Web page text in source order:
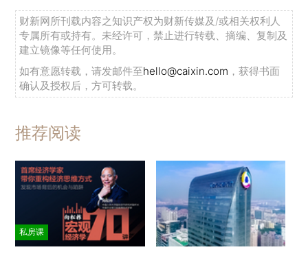
财新网所刊载内容之知识产权为财新传媒及/或相关权利人
专属所有或持有。未经许可，禁止进行转载、摘编、复制及
建立镜像等任何使用。
如有意愿转载，请发邮件至hello@caixin.com ，获得书面
确认及授权后，方可转载。
推荐阅读
私房课